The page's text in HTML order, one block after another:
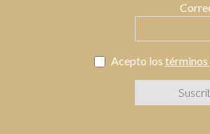
Acepto los términos